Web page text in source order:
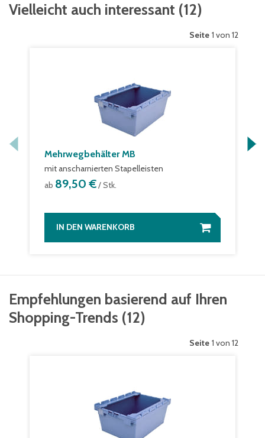
Vielleicht auch interessant (12)
Seite 1 von 12
Mehrwegbehälter MB
mit anscharnierten Stapelleisten
ab 89,50 €/ Stk.
IN DEN WARENKORB
Empfehlungen basierend auf Ihren
Shopping-Trends (12)
Seite 1 von 12